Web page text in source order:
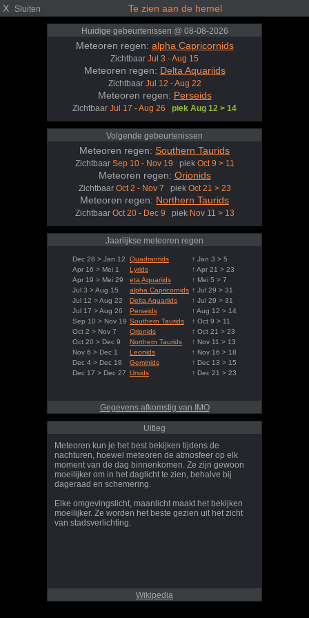
X Sluiten Te zien aan de hemel
Huidige gebeurtenissen @ 08-08-2026
Meteoren regen: alpha Capricornids
Zichtbaar Jul 3 - Aug 15
Meteoren regen: Delta Aquariids
Zichtbaar Jul 12 - Aug 22
Meteoren regen: Perseids
Zichtbaar Jul 17 - Aug 26 piek Aug 12 > 14
Volgende gebeurtenissen
Meteoren regen: Southern Taurids
Zichtbaar Sep 10 - Nov 19 piek Oct 9 > 11
Meteoren regen: Orionids
Zichtbaar Oct 2 - Nov 7 piek Oct 21 > 23
Meteoren regen: Northern Taurids
Zichtbaar Oct 20 - Dec 9 piek Nov 11 > 13
Jaarlijkse meteoren regen
Dec 28 > Jan 12 Quadrantids
↑ Jan 3 > 5
Apr 16 > Mei 1
Lyrids
↑ Apr 21 > 23
Apr 19 > Mei 29
eta Aquariids
↑ Mei 5 > 7
Jul 3 > Aug 15
alpha Capricornids ↑ Jul 29 > 31
Jul 12 > Aug 22
Delta Aquariids
↑ Jul 29 > 31
Jul 17 > Aug 26
Perseids
↑ Aug 12 > 14
Sep 10 > Nov 19 Southern Taurids
↑ Oct 9 > 11
Oct 2 > Nov 7
Orionids
↑ Oct 21 > 23
Oct 20 > Dec 9
Northern Taurids
↑ Nov 11 > 13
Nov 6 > Dec 1
Leonids
↑ Nov 16 > 18
Dec 4 > Dec 18
Geminids
↑ Dec 13 > 15
Dec 17 > Dec 27 Ursids ↑ Dec 21 > 23
Gegevens afkomstig van IMO
Uitleg
Meteoren kun je het best bekijken tijdens de
nachturen, hoewel meteoren de atmosfeer op elk
moment van de dag binnenkomen. Ze zijn gewoon
moeilijker om in het daglicht te zien, behalve bij
dageraad en schemering.
Elke omgevingslicht, maanlicht maakt het bekijken
moeilijker. Ze worden het beste gezien uit het zicht
van stadsverlichting.
Wikipedia